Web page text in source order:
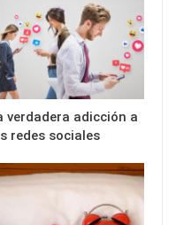
verdadera adicción a
redes sociales